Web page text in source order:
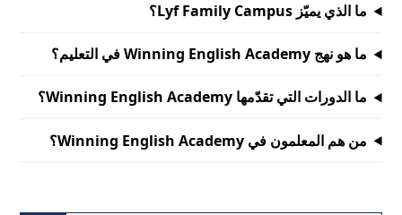
ما الذي يميّز Lyf Family Campus؟
ما هو نهج Winning English Academy في التعليم؟
ما الدورات التي تقدّمها Winning English Academy؟
من هم المعلمون في Winning English Academy؟